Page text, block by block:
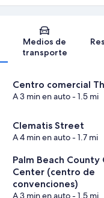
Sección del mapa
Medios de
transporte
Centro comercial
A 3 min en auto- 1.5 mi
Clematis Street
A 4 min en auto- 1.7 mi
Palm Beach
Center (centro de
convenciones)
A 3 min en auto- 1.5 mi